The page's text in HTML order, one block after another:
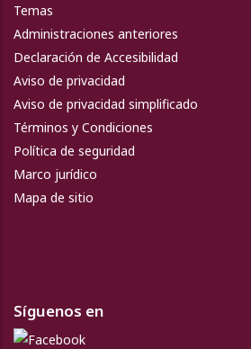
Temas
Administraciones anteriores
Declaración de Accesibilidad
Aviso de privacidad
Aviso de privacidad simplificado
Términos y Condiciones
Política de seguridad
Marco jurídico
Mapa de sitio
Síguenos en